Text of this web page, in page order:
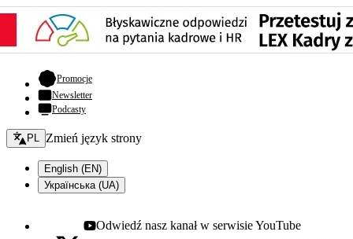
Promocje- otwiera się w nowej karcie
Newsletter
Podcasty
Zmień język - bieżący:
PL Zmień język strony
English (EN)
Українська (UA)
Youtube - otwiera się w nowej karcie
Odwiedź nasz kanał w serwisie YouTube